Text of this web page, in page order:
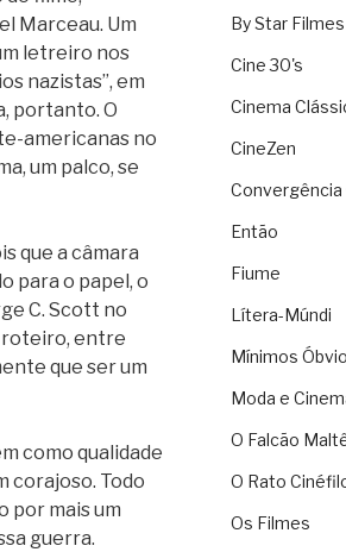
Marceau. Um
letreiro nos
nazistas”, em
portanto. O
americanas no
um palco, se
que a câmara
para o papel, o
C. Scott no
roteiro, entre
que ser um
como qualidade
corajoso. Todo
por mais um
guerra.
By Star Filmes
Cine 30's
Cinema
CineZen
Convergência
Então
Fiume
Lítera-Múndi
Mínimos
Moda e
O Falcão
O Rato
Os Filmes